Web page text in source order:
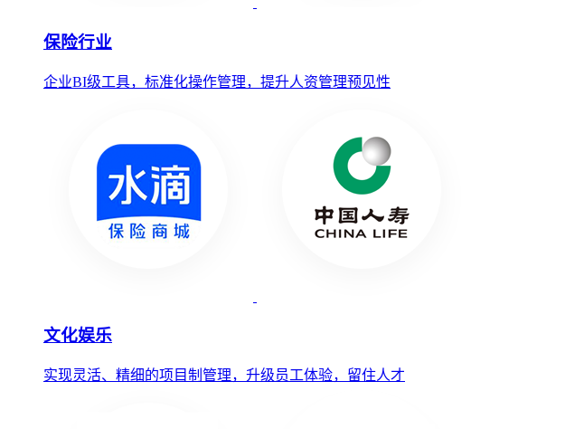
保险行业
企业BI级工具，标准化操作管理，提升人资管理预见性
文化娱乐
实现灵活、精细的项目制管理，升级员工体验，留住人才